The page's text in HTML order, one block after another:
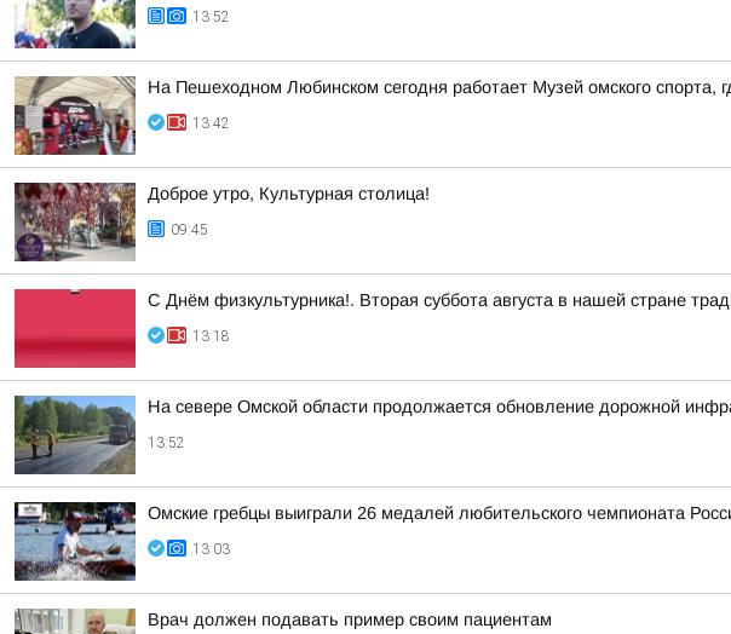
13:52
На Пешеходном Любинском сегодня работает Музей омского спорта,
13:42
Доброе утро, Культурная столица!
09:45
С Днём физкультурника!. Вторая суббота августа в нашей стране
13:18
На севере Омской области продолжается обновление дорожной
13:52
Омские гребцы выиграли 26 медалей любительского чемпионата
13:03
Врач должен подавать пример своим пациентам